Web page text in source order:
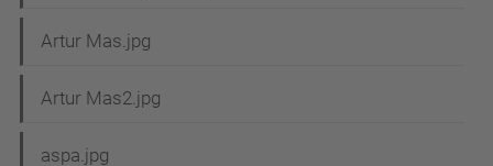
Artur Mas.jpg
Artur Mas2.jpg
aspa.jpg